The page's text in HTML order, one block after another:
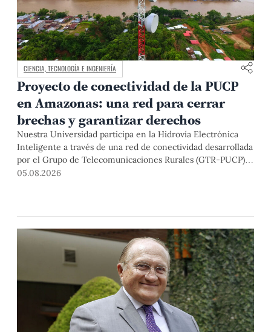
CIENCIA, TECNOLOGÍA E INGENIERÍA
Proyecto de conectividad de la PUCP
en Amazonas: una red para cerrar
brechas y garantizar derechos
Nuestra Universidad participa en la Hidrovía Electrónica
Inteligente a través de una red de conectividad desarrollada
por el Grupo de Telecomunicaciones Rurales (GTR-PUCP)
desde el 2018. En esta nota repasamos cómo ha sido el
05.08.2026